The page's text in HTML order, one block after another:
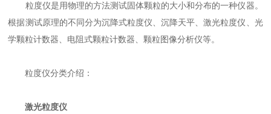
粒度仪是用物理的方法测试固体颗粒的大小和分布的一种仪器。
根据测试原理的不同分为沉降式粒度仪、沉降天平、激光粒度仪、光
学颗粒计数器、电阻式颗粒计数器、颗粒图像分析仪等。
粒度仪分类介绍：
激光粒度仪